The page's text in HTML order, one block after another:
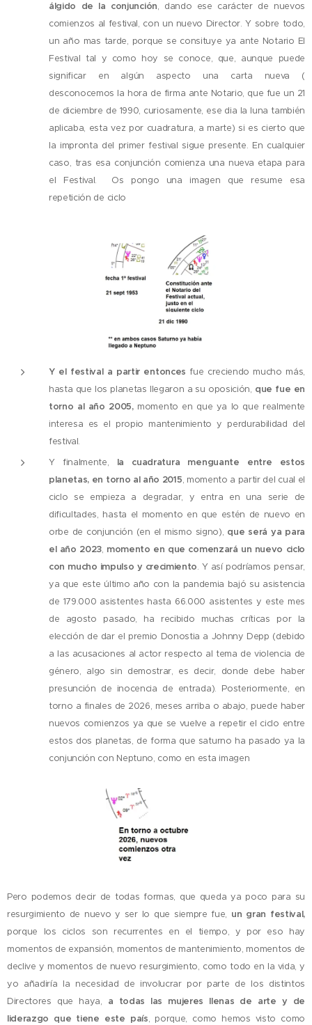
álgido de la conjunción, dando ese carácter de nuevos
comienzos al festival, con un nuevo Director. Y sobre todo,
un año mas tarde, porque se consituye ya ante Notario El
Festival tal y como hoy se conoce, que, aunque puede
significar en algún aspecto una carta nueva (
desconocemos la hora de firma ante Notario, que fue un 21
de diciembre de 1990, curiosamente, ese dia la luna también
aplicaba, esta vez por cuadratura, a marte) si es cierto que
la impronta del primer festival sigue presente. En cualquier
caso, tras esa conjunción comienza una nueva etapa para
el Festival. Os pongo una imagen que resume esa
repetición de ciclo
Y el festival a partir entonces fue creciendo mucho más,
hasta que los planetas llegaron a su oposición, que fue en
torno al año 2005, momento en que ya lo que realmente
interesa es el propio mantenimiento y perdurabilidad del
festival.
Y finalmente, la cuadratura menguante entre estos
planetas, en torno al año 2015, momento a partir del cual el
ciclo se empieza a degradar, y entra en una serie de
dificultades, hasta el momento en que estén de nuevo en
orbe de conjunción (en el mismo signo), que será ya para
el año 2023, momento en que comenzará un nuevo ciclo
con mucho impulso y crecimiento. Y así podríamos pensar,
ya que este último año con la pandemia bajó su asistencia
de 179.000 asistentes hasta 66.000 asistentes y este mes
de agosto pasado, ha recibido muchas críticas por la
elección de dar el premio Donostia a Johnny Depp (debido
a las acusaciones al actor respecto al tema de violencia de
género, algo sin demostrar, es decir, donde debe haber
presunción de inocencia de entrada). Posteriormente, en
torno a finales de 2026, meses arriba o abajo, puede haber
nuevos comienzos ya que se vuelve a repetir el ciclo entre
estos dos planetas, de forma que saturno ha pasado ya la
conjunción con Neptuno, como en esta imagen
Pero podemos decir de todas formas, que queda ya poco para su
resurgimiento de nuevo y ser lo que siempre fue, un gran festival,
porque los ciclos son recurrentes en el tiempo, y por eso hay
momentos de expansión, momentos de mantenimiento, momentos de
declive y momentos de nuevo resurgimiento, como todo en la vida, y
yo añadiría la necesidad de involucrar por parte de los distintos
Directores que haya, a todas las mujeres llenas de arte y de
liderazgo que tiene este país, porque, como hemos visto como